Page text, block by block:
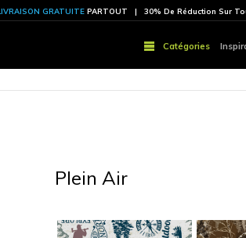
LIVRAISON GRATUITE PARTOUT |
Plein Air